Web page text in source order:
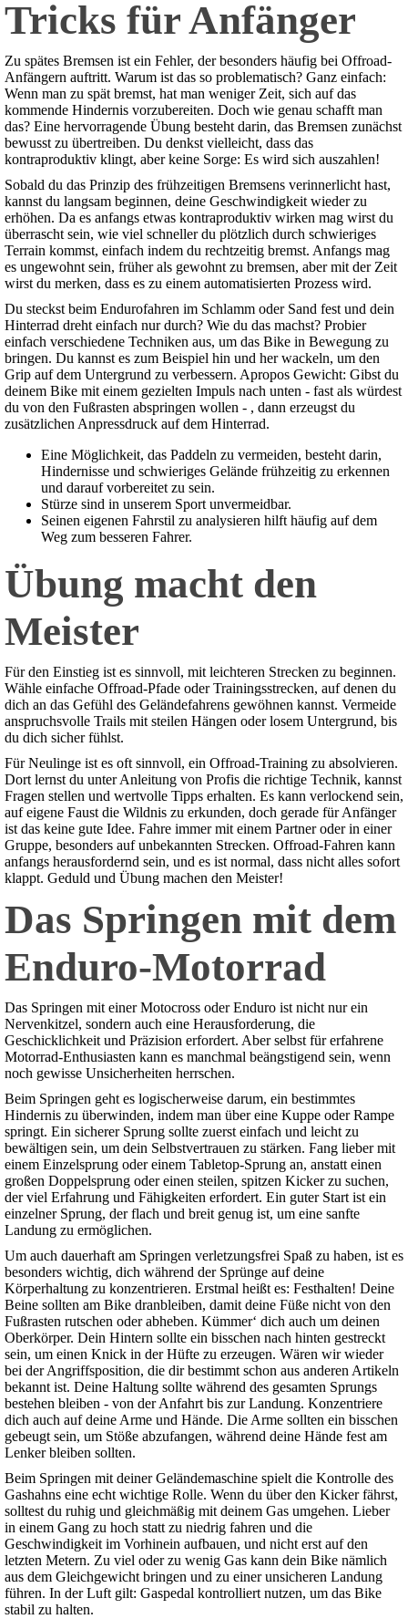
Tricks für Anfänger
Zu spätes Bremsen ist ein Fehler, der besonders häufig bei Offroad-
Anfängern auftritt. Warum ist das so problematisch? Ganz einfach:
Wenn man zu spät bremst, hat man weniger Zeit, sich auf das
kommende Hindernis vorzubereiten. Doch wie genau schafft man
das? Eine hervorragende Übung besteht darin, das Bremsen zunächst
bewusst zu übertreiben. Du denkst vielleicht, dass das
kontraproduktiv klingt, aber keine Sorge: Es wird sich auszahlen!
Sobald du das Prinzip des frühzeitigen Bremsens verinnerlicht hast,
kannst du langsam beginnen, deine Geschwindigkeit wieder zu
erhöhen. Da es anfangs etwas kontraproduktiv wirken mag wirst du
überrascht sein, wie viel schneller du plötzlich durch schwieriges
Terrain kommst, einfach indem du rechtzeitig bremst. Anfangs mag
es ungewohnt sein, früher als gewohnt zu bremsen, aber mit der Zeit
wirst du merken, dass es zu einem automatisierten Prozess wird.
Du steckst beim Endurofahren im Schlamm oder Sand fest und dein
Hinterrad dreht einfach nur durch? Wie du das machst? Probier
einfach verschiedene Techniken aus, um das Bike in Bewegung zu
bringen. Du kannst es zum Beispiel hin und her wackeln, um den
Grip auf dem Untergrund zu verbessern. Apropos Gewicht: Gibst du
deinem Bike mit einem gezielten Impuls nach unten - fast als würdest
du von den Fußrasten abspringen wollen - , dann erzeugst du
zusätzlichen Anpressdruck auf dem Hinterrad.
Eine Möglichkeit, das Paddeln zu vermeiden, besteht darin,
Hindernisse und schwieriges Gelände frühzeitig zu erkennen
und darauf vorbereitet zu sein.
Stürze sind in unserem Sport unvermeidbar.
Seinen eigenen Fahrstil zu analysieren hilft häufig auf dem
Weg zum besseren Fahrer.
Übung macht den
Meister
Für den Einstieg ist es sinnvoll, mit leichteren Strecken zu beginnen.
Wähle einfache Offroad-Pfade oder Trainingsstrecken, auf denen du
dich an das Gefühl des Geländefahrens gewöhnen kannst. Vermeide
anspruchsvolle Trails mit steilen Hängen oder losem Untergrund, bis
du dich sicher fühlst.
Für Neulinge ist es oft sinnvoll, ein Offroad-Training zu absolvieren.
Dort lernst du unter Anleitung von Profis die richtige Technik, kannst
Fragen stellen und wertvolle Tipps erhalten. Es kann verlockend sein,
auf eigene Faust die Wildnis zu erkunden, doch gerade für Anfänger
ist das keine gute Idee. Fahre immer mit einem Partner oder in einer
Gruppe, besonders auf unbekannten Strecken. Offroad-Fahren kann
anfangs herausfordernd sein, und es ist normal, dass nicht alles sofort
klappt. Geduld und Übung machen den Meister!
Das Springen mit dem
Enduro-Motorrad
Das Springen mit einer Motocross oder Enduro ist nicht nur ein
Nervenkitzel, sondern auch eine Herausforderung, die
Geschicklichkeit und Präzision erfordert. Aber selbst für erfahrene
Motorrad-Enthusiasten kann es manchmal beängstigend sein, wenn
noch gewisse Unsicherheiten herrschen.
Beim Springen geht es logischerweise darum, ein bestimmtes
Hindernis zu überwinden, indem man über eine Kuppe oder Rampe
springt. Ein sicherer Sprung sollte zuerst einfach und leicht zu
bewältigen sein, um dein Selbstvertrauen zu stärken. Fang lieber mit
einem Einzelsprung oder einem Tabletop-Sprung an, anstatt einen
großen Doppelsprung oder einen steilen, spitzen Kicker zu suchen,
der viel Erfahrung und Fähigkeiten erfordert. Ein guter Start ist ein
einzelner Sprung, der flach und breit genug ist, um eine sanfte
Landung zu ermöglichen.
Um auch dauerhaft am Springen verletzungsfrei Spaß zu haben, ist es
besonders wichtig, dich während der Sprünge auf deine
Körperhaltung zu konzentrieren. Erstmal heißt es: Festhalten! Deine
Beine sollten am Bike dranbleiben, damit deine Füße nicht von den
Fußrasten rutschen oder abheben. Kümmer‘ dich auch um deinen
Oberkörper. Dein Hintern sollte ein bisschen nach hinten gestreckt
sein, um einen Knick in der Hüfte zu erzeugen. Wären wir wieder
bei der Angriffsposition, die dir bestimmt schon aus anderen Artikeln
bekannt ist. Deine Haltung sollte während des gesamten Sprungs
bestehen bleiben - von der Anfahrt bis zur Landung. Konzentriere
dich auch auf deine Arme und Hände. Die Arme sollten ein bisschen
gebeugt sein, um Stöße abzufangen, während deine Hände fest am
Lenker bleiben sollten.
Beim Springen mit deiner Geländemaschine spielt die Kontrolle des
Gashahns eine echt wichtige Rolle. Wenn du über den Kicker fährst,
solltest du ruhig und gleichmäßig mit deinem Gas umgehen. Lieber
in einem Gang zu hoch statt zu niedrig fahren und die
Geschwindigkeit im Vorhinein aufbauen, und nicht erst auf den
letzten Metern. Zu viel oder zu wenig Gas kann dein Bike nämlich
aus dem Gleichgewicht bringen und zu einer unsicheren Landung
führen. In der Luft gilt: Gaspedal kontrolliert nutzen, um das Bike
stabil zu halten.